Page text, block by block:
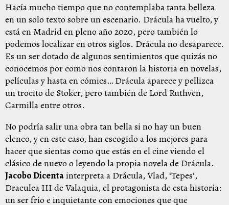
Hacía mucho tiempo que no contemplaba tanta belleza
en un solo texto sobre un escenario. Drácula ha vuelto, y
está en Madrid en pleno año 2020, pero también lo
podemos localizar en otros siglos. Drácula no desaparece.
Es un ser dotado de algunos sentimientos que quizás no
conocemos por como nos contaron la historia en novelas,
películas y hasta en cómics… Drácula aparece y pellizca
un trocito de Stoker, pero también de Lord Ruthven,
Carmilla entre otros.
No podría salir una obra tan bella si no hay un buen
elenco, y en este caso, han escogido a los mejores para
hacer que sientas como que estás en el cine viendo el
clásico de nuevo o leyendo la propia novela de Drácula.
Jacobo Dicentainterpreta a Drácula, Vlad, ‘Tepes’,
Draculea III de Valaquia, el protagonista de esta historia:
un ser frío e inquietante con emociones que que